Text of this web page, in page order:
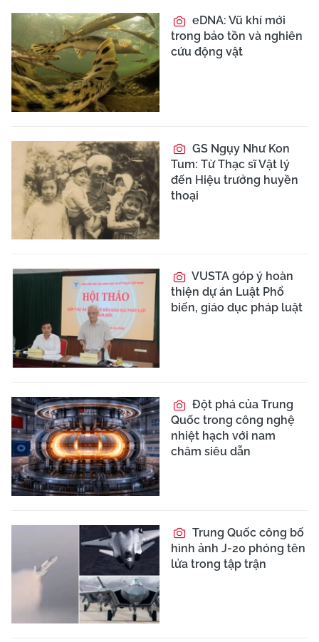
eDNA: Vũ khí mới
trong bảo tồn và nghiên
cứu động vật
GS Ngụy Như Kon
Tum: Từ Thạc sĩ Vật lý
đến Hiệu trưởng huyền
thoại
VUSTA góp ý hoàn
thiện dự án Luật Phổ
biến, giáo dục pháp luật
Đột phá của Trung
Quốc trong công nghệ
nhiệt hạch với nam
châm siêu dẫn
Trung Quốc công bố
hình ảnh J-20 phóng tên
lửa trong tập trận